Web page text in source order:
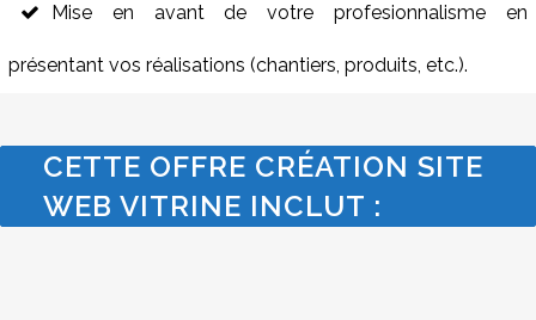
Mise en avant de votre profesionnalisme en
présentant vos réalisations (chantiers, produits, etc.).
CETTE OFFRE CRÉATION SITE
WEB VITRINE INCLUT :